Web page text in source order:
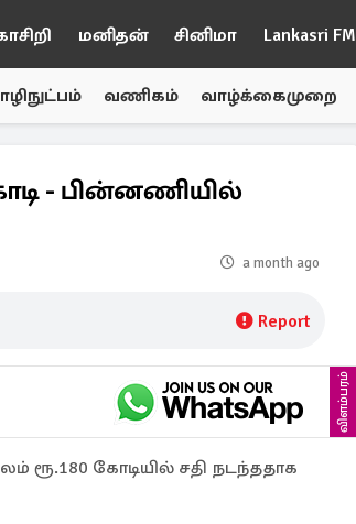
மனிதன் சினிமா Lankasri FM
வணிகம் வாழ்க்கைமுறை
- பின்னணியில்
a month ago
Report
விளம்பரம்
ரூ.180 கோடியில் சதி நடந்ததாக